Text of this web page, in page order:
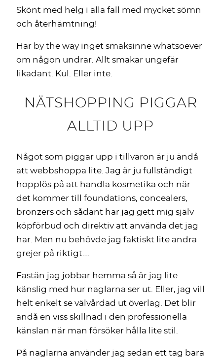
Skönt med helg i alla fall med mycket sömn
och återhämtning!
Har by the way inget smaksinne whatsoever
om någon undrar. Allt smakar ungefär
likadant. Kul. Eller inte.
NÄTSHOPPING PIGGAR
ALLTID UPP
Något som piggar upp i tillvaron är ju ändå
att webbshoppa lite. Jag är ju fullständigt
hopplös på att handla kosmetika och när
det kommer till foundations, concealers,
bronzers och sådant har jag gett mig själv
köpförbud och direktiv att använda det jag
har. Men nu behövde jag faktiskt lite andra
grejer på riktigt….
Fastän jag jobbar hemma så är jag lite
känslig med hur naglarna ser ut. Eller, jag vill
helt enkelt se välvårdad ut överlag. Det blir
ändå en viss skillnad i den professionella
känslan när man försöker hålla lite stil.
På naglarna använder jag sedan ett tag bara